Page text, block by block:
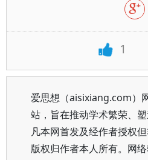
1
爱思想（aisixiang.com）
站，旨在推动学术繁荣、塑
凡本网首发及经作者授权
版权归作者本人所有。网